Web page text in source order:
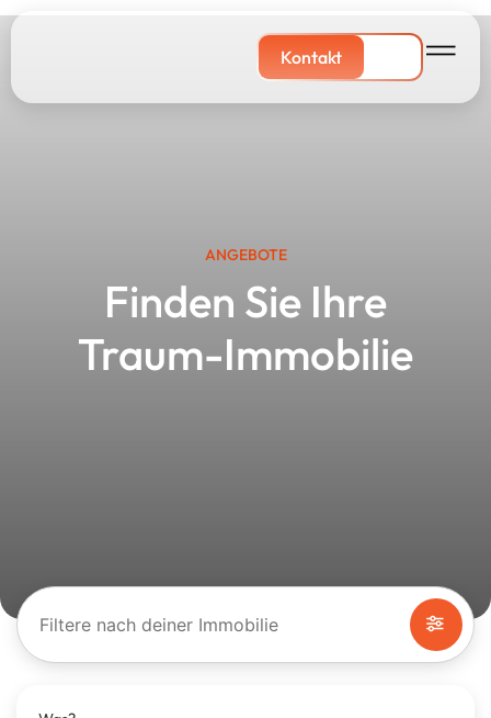
Kontakt
ANGEBOTE
Finden Sie Ihre
Traum-Immobilie
Filtere nach deiner Immobilie